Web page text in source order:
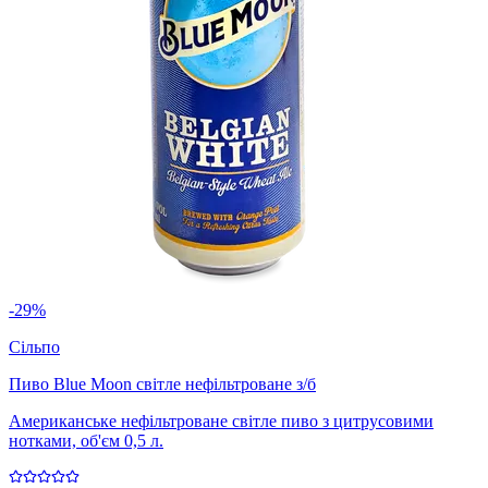
-29%
Сільпо
Пиво Blue Moon світле нефільтроване з/б
Американське нефільтроване світле пиво з цитрусовими
нотками, об'єм 0,5 л.